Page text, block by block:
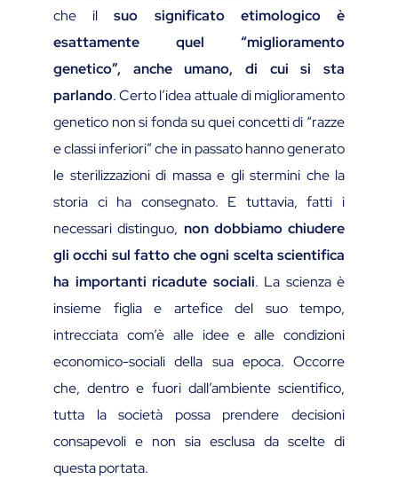
che ilsuo significato etimologico è
esattamente quel “miglioramento
genetico”, anche umano, di cui si sta
parlando. Certo l’idea attuale di miglioramento
genetico non si fonda su quei concetti di “razze
e classi inferiori” che in passato hanno generato
le sterilizzazioni di massa e gli stermini che la
storia ci ha consegnato. E tuttavia, fatti i
necessari distinguo, non dobbiamo chiudere
gli occhi sul fatto che ogni scelta scientifica
ha importanti ricadute sociali. La scienza è
insieme figlia e artefice del suo tempo,
intrecciata com’è alle idee e alle condizioni
economico-sociali della sua epoca. Occorre
che, dentro e fuori dall’ambiente scientifico,
tutta la società possa prendere decisioni
consapevoli e non sia esclusa da scelte di
questa portata.